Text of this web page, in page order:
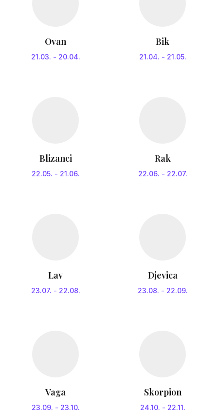
Ovan
21.03. - 20.04.
Bik
21.04. - 21.05.
Blizanci
22.05. - 21.06.
Rak
22.06. - 22.07.
Lav
23.07. - 22.08.
Djevica
23.08. - 22.09.
Vaga
23.09. - 23.10.
Skorpion
24.10. - 22.11.